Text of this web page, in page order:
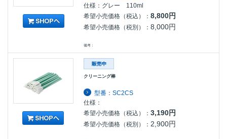
仕様：グレー 110ml
希望小売価格（税込）：8,800円
希望小売価格（税別）：8,000円
備考：
クリーニング棒
型番：SC2CS
仕様：
希望小売価格（税込）： 3,190円
希望小売価格（税別）： 2,900円